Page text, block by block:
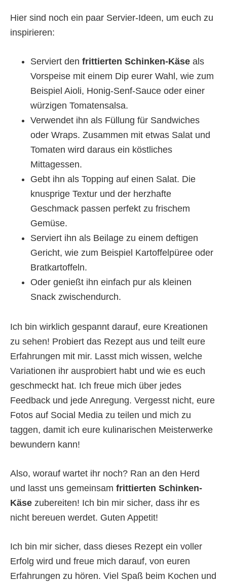
Hier sind noch ein paar Servier-Ideen, um euch zu
inspirieren:
Serviert den frittierten Schinken-Käse als
Vorspeise mit einem Dip eurer Wahl, wie zum
Beispiel Aioli, Honig-Senf-Sauce oder einer
würzigen Tomatensalsa.
Verwendet ihn als Füllung für Sandwiches
oder Wraps. Zusammen mit etwas Salat und
Tomaten wird daraus ein köstliches
Mittagessen.
Gebt ihn als Topping auf einen Salat. Die
knusprige Textur und der herzhafte
Geschmack passen perfekt zu frischem
Gemüse.
Serviert ihn als Beilage zu einem deftigen
Gericht, wie zum Beispiel Kartoffelpüree oder
Bratkartoffeln.
Oder genießt ihn einfach pur als kleinen
Snack zwischendurch.
Ich bin wirklich gespannt darauf, eure Kreationen
zu sehen! Probiert das Rezept aus und teilt eure
Erfahrungen mit mir. Lasst mich wissen, welche
Variationen ihr ausprobiert habt und wie es euch
geschmeckt hat. Ich freue mich über jedes
Feedback und jede Anregung. Vergesst nicht, eure
Fotos auf Social Media zu teilen und mich zu
taggen, damit ich eure kulinarischen Meisterwerke
bewundern kann!
Also, worauf wartet ihr noch? Ran an den Herd
und lasst uns gemeinsam frittierten Schinken-
Käse zubereiten! Ich bin mir sicher, dass ihr es
nicht bereuen werdet. Guten Appetit!
Ich bin mir sicher, dass dieses Rezept ein voller
Erfolg wird und freue mich darauf, von euren
Erfahrungen zu hören. Viel Spaß beim Kochen und